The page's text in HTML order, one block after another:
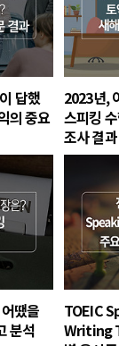
답했
의 중요
2023년,
스피킹
조사 결과
땠을
분석
TOEIC
Writing